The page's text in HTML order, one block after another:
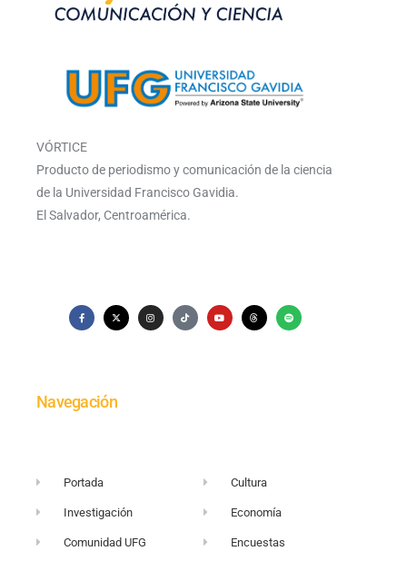
VÓRTICE
Producto de periodismo y comunicación de la ciencia
de la Universidad Francisco Gavidia.
El Salvador, Centroamérica.
Navegación
Portada
Investigación
Comunidad UFG
Cultura
Economía
Encuestas